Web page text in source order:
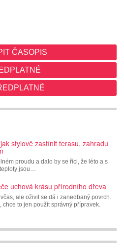
ČASOPIS
stylově zastínit terasu, zahradu
proudu a dalo by se říci, že léto a s
jsou…
uchová krásu přírodního dřeva
ale oživit se dá i zanedbaný povrch.
chce to jen použít správný přípravek.